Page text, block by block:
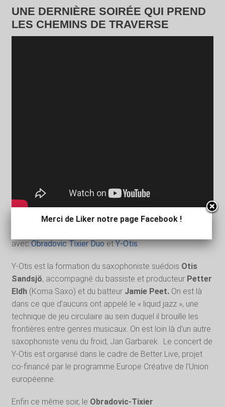
UNE DERNIÈRE SOIRÉE QUI PREND
LES CHEMINS DE TRAVERSE
avecObradovic Tixier DuoetY-Otis.
Y-Otis est la formation du saxophoniste suédois Otis
Sandsjö, accompagné du bassiste et producteur Petter
Eldh(Koma Saxo) et du batteur Jamie Peet. On est là
dans ce que d’aucuns ont appelé le « liquid jazz », une
technique de jeu circulaire au sein duquel il brouille les
frontières entre genres musicaux. On est loin là d’un autre
saxophoniste venu du froid, Jan Garbarek.
Le concert de
Y-Otis est organisé dans le cadre de Better Live, projet
co-financé par le programme Europe Créative de l’Union
européenne.
Enfin ce même soir, le Obradovic-Tixier
Merci de Liker notre page Facebook !